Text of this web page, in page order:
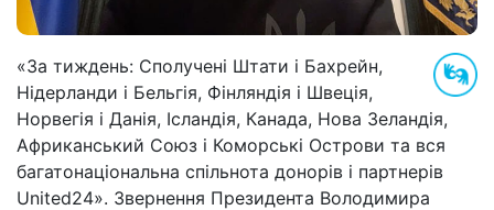
«За тиждень: Сполучені Штати і Бахрейн,
Нідерланди і Бельгія, Фінляндія і Швеція,
Норвегія і Данія, Ісландія, Канада, Нова Зеландія,
Африканський Союз і Коморські Острови та вся
багатонаціональна спільнота донорів і партнерів
United24». Звернення Президента Володимира